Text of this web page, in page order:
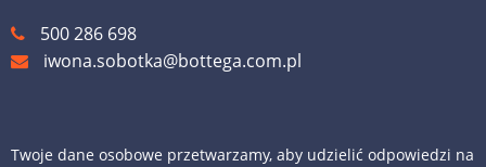
500 286 698
iwona.sobotka@bottega.com.pl
Twoje dane osobowe przetwarzamy, aby udzielić odpowiedzi na